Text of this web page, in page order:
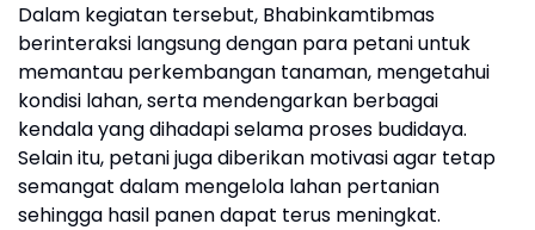
Dalam kegiatan tersebut, Bhabinkamtibmas
berinteraksi langsung dengan para petani untuk
memantau perkembangan tanaman, mengetahui
kondisi lahan, serta mendengarkan berbagai
kendala yang dihadapi selama proses budidaya.
Selain itu, petani juga diberikan motivasi agar tetap
semangat dalam mengelola lahan pertanian
sehingga hasil panen dapat terus meningkat.